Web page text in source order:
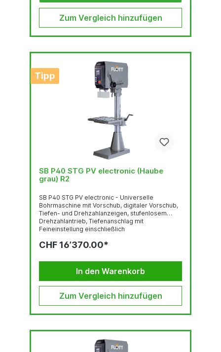
AbsicherungThermischer Überlastungsschutz3
Bohrtiefen-, Drehzahl- und
VorschubanzeigeElektronisch...
Zum Vergleich hinzufügen
Tipp
SB P40 STG PV electronic (Haube
grau) R2
SB P40 STG PV electronic - Universelle
Bohrmaschine mit Vorschub, digitaler Vorschub,
Tiefen- und Drehzahlanzeigen, stufenlosem
Drehzahlantrieb, Tiefenanschlag mit
Feineinstellung einschließlich
Feineinstellung und
SchlagtasterStufenlose
DrehzahlregelungAnschlusskabel (1,5 m) mit
CEE-SteckerBohrschutz mit elektr.
Jahre Garantie bei EinschichtbetriebDigitale
Bohrtiefen-, Drehzahl- und
VorschubanzeigeElektronisch...
CHF 16’370.00*
In den Warenkorb
Zum Vergleich hinzufügen